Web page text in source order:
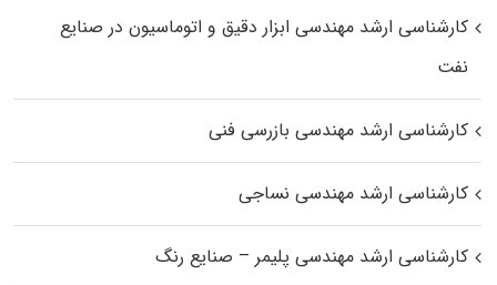
کارشناسی ارشد مهندسی ابزار دقیق و اتوماسیون در صنایع
نفت
کارشناسی ارشد مهندسی بازرسی فنی
کارشناسی ارشد مهندسی نساجی
کارشناسی ارشد مهندسی پلیمر – صنایع رنگ